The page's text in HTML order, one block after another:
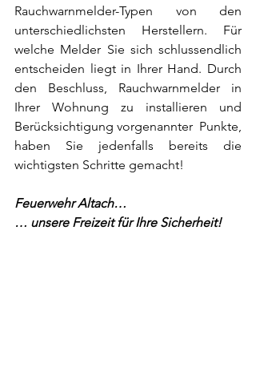
Rauchwarnmelder-Typen von den
unterschiedlichsten Herstellern. Für
welche Melder Sie sich schlussendlich
entscheiden liegt in Ihrer Hand. Durch
den Beschluss, Rauchwarnmelder in
Ihrer Wohnung zu installieren und
Berücksichtigung vorgenannter  Punkte,
haben Sie jedenfalls bereits die
wichtigsten Schritte gemacht!
Feuerwehr Altach…
… unsere Freizeit für Ihre Sicherheit!